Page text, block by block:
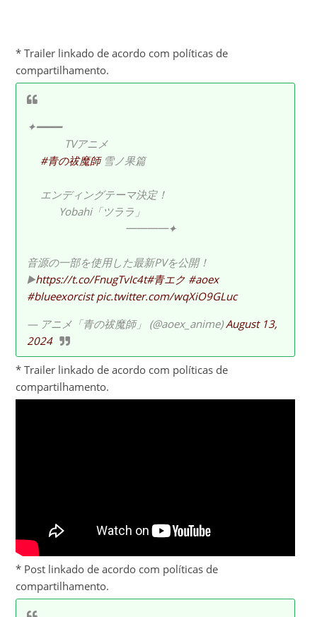
* Trailer linkado de acordo com políticas de
compartilhamento.
✦━━━━
TVアニメ
#青の祓魔師雪ノ果篇
エンディングテーマ決定！
Yobahi「ツララ」
━━━━✦
音源の一部を使用した最新PVを公開！
▶️https://t.co/FnugTvIc4t#青エク #aoex
#blueexorcist pic.twitter.com/wqXiO9GLuc
— アニメ「青の祓魔師」 (@aoex_anime)August 13,
2024
* Trailer linkado de acordo com políticas de
compartilhamento.
* Post linkado de acordo com políticas de
compartilhamento.